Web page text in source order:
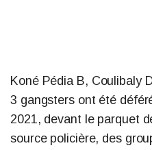
Koné Pédia B, Coulibaly
3 gangsters ont été
2021, devant le parquet
source policière, des